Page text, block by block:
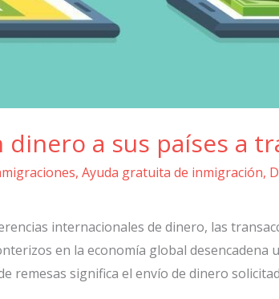
a sus países a
, Ayuda gratuita de inmigración,
internacionales de dinero, las
en la economía global desencadena
remesas significa el envío de dinero